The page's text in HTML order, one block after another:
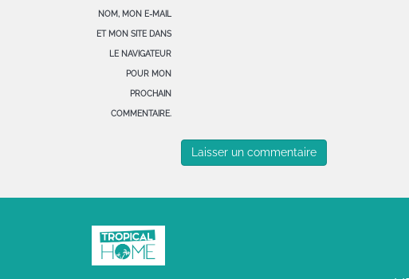
NOM, MON E-MAIL
ET MON SITE DANS
LE NAVIGATEUR
POUR MON
PROCHAIN
COMMENTAIRE.